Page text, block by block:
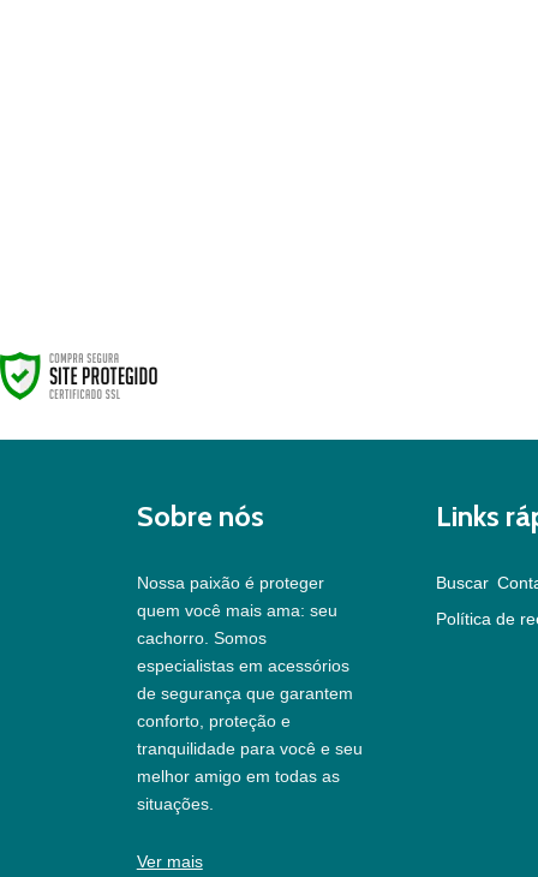
Sobre nós
Nossa paixão é proteger
quem você mais ama: seu
cachorro. Somos
especialistas em acessórios
de segurança que garantem
conforto, proteção e
tranquilidade para você e seu
melhor amigo em todas as
situações.
Ver mais
Links
Buscar
Política de